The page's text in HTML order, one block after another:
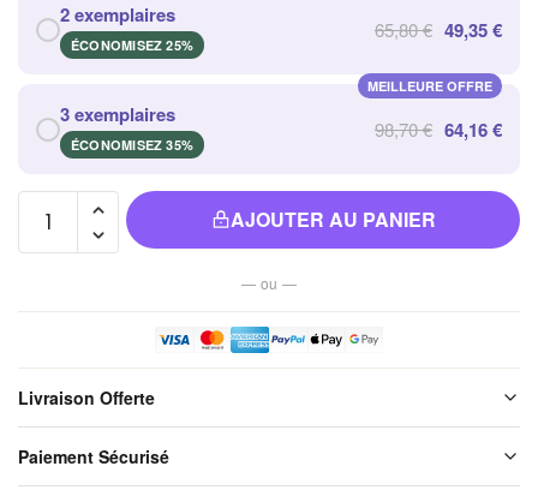
2 exemplaires
ÉCONOMISEZ 25%
65,80 € 49,35 €
MEILLEURE OFFRE
3 exemplaires
ÉCONOMISEZ 35%
98,70 € 64,16 €
quantité de
Porte
12x11x9
Cm
AJOUTER AU PANIER
— ou —
Livraison Offerte
soigneusement emballé avant expédition. Aucun frais de port, jamais.
Paiement Sécurisé